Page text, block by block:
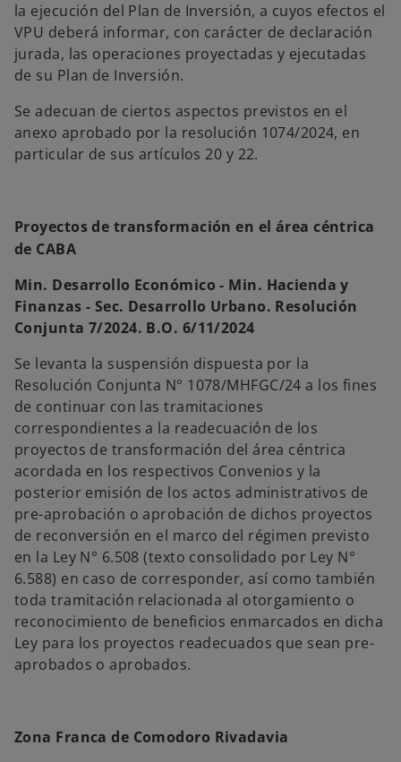
la ejecución del Plan de Inversión, a cuyos efectos el
VPU deberá informar, con carácter de declaración
jurada, las operaciones proyectadas y ejecutadas
de su Plan de Inversión.
Se adecuan de ciertos aspectos previstos en el
anexo aprobado por la resolución 1074/2024, en
particular de sus artículos 20 y 22.
Proyectos de transformación en el área céntrica
de CABA
Min. Desarrollo Económico - Min. Hacienda y
Finanzas - Sec. Desarrollo Urbano. Resolución
Conjunta 7/2024. B.O. 6/11/2024
Se levanta la suspensión dispuesta por la
Resolución Conjunta N° 1078/MHFGC/24 a los fines
de continuar con las tramitaciones
correspondientes a la readecuación de los
proyectos de transformación del área céntrica
acordada en los respectivos Convenios y la
posterior emisión de los actos administrativos de
pre-aprobación o aprobación de dichos proyectos
de reconversión en el marco del régimen previsto
en la Ley N° 6.508 (texto consolidado por Ley N°
6.588) en caso de corresponder, así como también
toda tramitación relacionada al otorgamiento o
reconocimiento de beneficios enmarcados en dicha
Ley para los proyectos readecuados que sean pre-
aprobados o aprobados.
Zona Franca de Comodoro Rivadavia